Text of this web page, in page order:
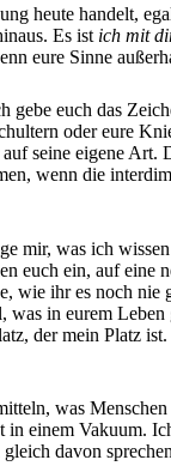
heute handelt,
Es ist ich mit
eure Sinne
euch das
oder eure
seine eigene
wenn die
mir, was ich
ein, auf eine
ihr es noch
in eurem
der mein Platz
was
einem Vakuum.
davon